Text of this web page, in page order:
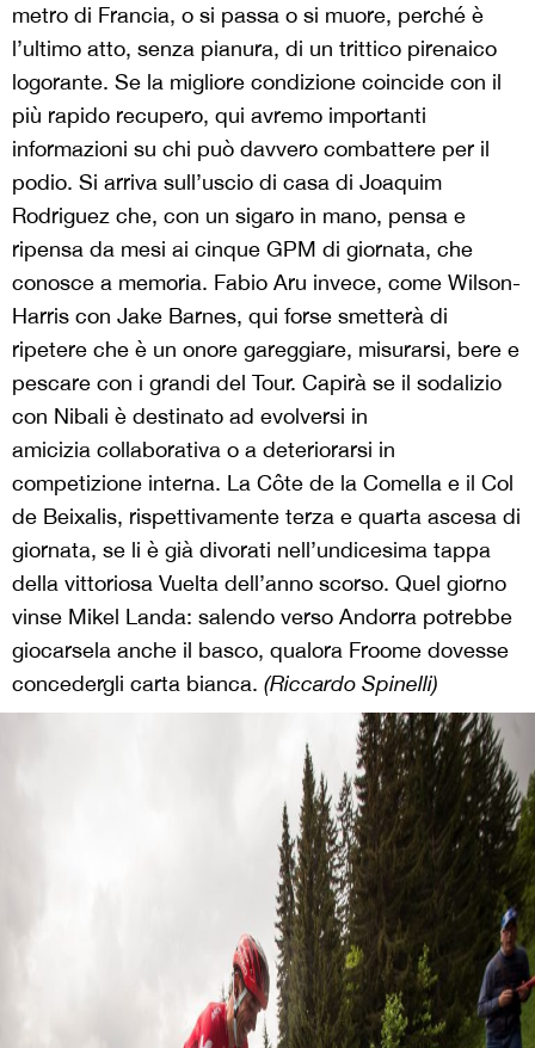
metro di Francia, o si passa o si muore, perché è
l’ultimo atto, senza pianura, di un trittico pirenaico
logorante. Se la migliore condizione coincide con il
più rapido recupero, qui avremo importanti
informazioni su chi può davvero combattere per il
podio. Si arriva sull’uscio di casa di Joaquim
Rodriguez che, con un sigaro in mano, pensa e
ripensa da mesi ai cinque GPM di giornata, che
conosce a memoria. Fabio Aru invece, come Wilson-
Harris con Jake Barnes, qui forse smetterà di
ripetere che è un onore gareggiare, misurarsi, bere e
pescare con i grandi del Tour. Capirà se il sodalizio
con Nibali è destinato ad evolversi in
amicizia collaborativa o a deteriorarsi in
competizione interna. La Côte de la Comella e il Col
de Beixalis, rispettivamente terza e quarta ascesa di
giornata, se li è già divorati nell’undicesima tappa
della vittoriosa Vuelta dell’anno scorso. Quel giorno
vinse Mikel Landa: salendo verso Andorra potrebbe
giocarsela anche il basco, qualora Froome dovesse
concedergli carta bianca. (Riccardo Spinelli)